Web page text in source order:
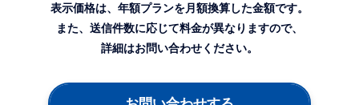
表示価格は、年額プランを月額換算した金額です。
また、送信件数に応じて料金が異なりますので、
詳細はお問い合わせください。